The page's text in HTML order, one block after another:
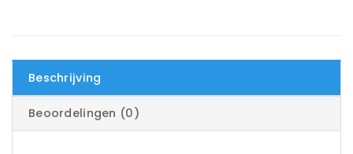
Beschrijving
Beoordelingen (0)